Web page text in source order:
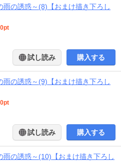
雨の誘惑～(8)【おまけ描き下ろし
試し読み 購入する
雨の誘惑～(9)【おまけ描き下ろし
試し読み 購入する
雨の誘惑～(10)【おまけ描き下ろし